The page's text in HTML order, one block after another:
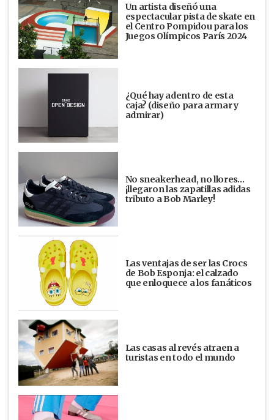
Un artista diseñó una
espectacular pista de skate en
el Centro Pompidou para los
Juegos Olímpicos París 2024
¿Qué hay adentro de esta
caja? (diseño para armar y
admirar)
No sneakerhead, no llores…
¡llegaron las zapatillas adidas
tributo a Bob Marley!
Las ventajas de ser las Crocs
de Bob Esponja: el calzado
que enloquece a los fanáticos
Las casas al revés atraen a
turistas en todo el mundo